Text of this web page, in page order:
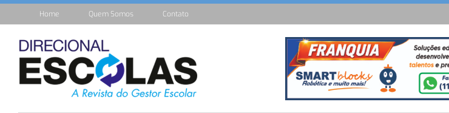
Home Quem Somos Contato